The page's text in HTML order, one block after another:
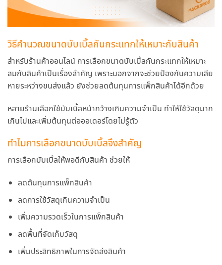
วิธีคำนวณขนาดบับเบิ้ลกันกระแทกให้เหมาะกับสินค้า
สำหรับร้านค้าออนไลน์ การเลือกขนาดบับเบิ้ลกันกระแทกให้เหมาะ
สมกับสินค้าเป็นเรื่องสำคัญ เพราะนอกจากจะช่วยป้องกันความเสีย
หายระหว่างขนส่งแล้ว ยังช่วยลดต้นทุนการแพ็กสินค้าได้อีกด้วย
หลายร้านเลือกใช้บับเบิ้ลหน้ากว้างเกินความจำเป็น ทำให้ใช้วัสดุมาก
เกินไปและเพิ่มต้นทุนต่อออเดอร์โดยไม่รู้ตัว
ทำไมการเลือกขนาดบับเบิ้ลจึงสำคัญ
การเลือกบับเบิ้ลให้พอดีกับสินค้า ช่วยให้
ลดต้นทุนการแพ็กสินค้า
ลดการใช้วัสดุเกินความจำเป็น
เพิ่มความรวดเร็วในการแพ็กสินค้า
ลดพื้นที่จัดเก็บวัสดุ
เพิ่มประสิทธิภาพในการจัดส่งสินค้า